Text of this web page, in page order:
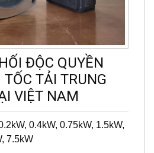
ĐỘC QUYỀN
TẢI TRUNG
VIỆT NAM
0.4kW, 0.75kW, 1.5kW,